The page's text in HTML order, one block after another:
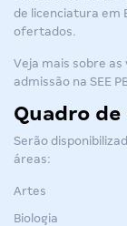
de licenciatura em
ofertados.
Veja mais sobre
admissão na SEE
Quadro de
Serão
áreas:
Artes
Biologia